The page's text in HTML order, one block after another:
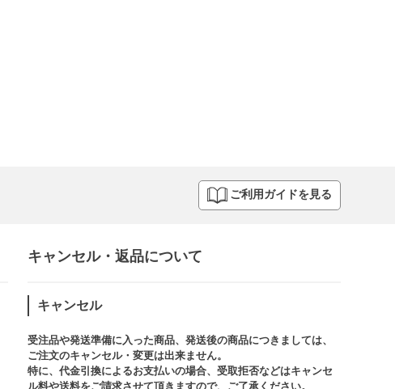
ご利用ガイドを見る
キャンセル・返品について​
キャンセル
受注品や発送準備に入った商品、発送後の商品につきましては、
ご注文のキャンセル・変更は出来ません。​
特に、代金引換によるお支払いの場合、受取拒否などはキャンセ
ル料や送料をご請求させて頂きますので、ご了承ください。​